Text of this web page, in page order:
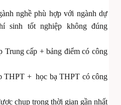
nghề phù hợp với ngành dự
sinh tốt nghiệp không đúng
Trung cấp + bảng điểm có công
THPT + học bạ THPT có công
chụp trong thời gian gần nhất